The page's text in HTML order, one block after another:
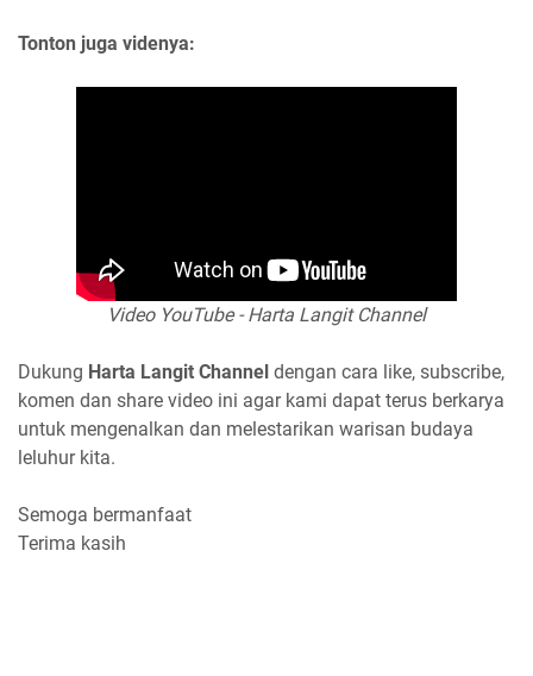
Tonton juga videnya:
Video YouTube - Harta Langit Channel
Dukung Harta Langit Channel dengan cara like, subscribe,
komen dan share video ini agar kami dapat terus berkarya
untuk mengenalkan dan melestarikan warisan budaya
leluhur kita.
Semoga bermanfaat
Terima kasih